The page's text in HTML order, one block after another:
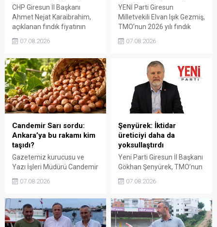
CHP Giresun İl Başkanı
Ahmet Nejat Karaibrahim,
açıklanan fındık fiyatının
karşısında yetersiz kaldığını
emeğinin korunmasını
istedi. Karaibrahim,
sürdürülebilir üretim için
fiyat politikasının yeniden
değerlendirilmesi gerektiğini
söyledi.
07.08.2026
YENİ Parti Giresun
Milletvekili Elvan Işık Gezmiş,
TMO’nun 2026 yılı fındık
Açıklanan rakamın üreticinin
karşılamadığını belirten
Gezmiş, “Üreticiyi yok
sayanı, günü geldiğinde
üretici de yok sayacaktır”
dedi.
07.08.2026
Candemir Sarı sordu:
Ankara’ya bu rakamı kim
taşıdı?
Gazetemiz kurucusu ve
Yazı İşleri Müdürü Candemir
tartışmalarını köşesine
300 liraya ulaştığı bir
dönemde Ankara’ya 240
liralık fiyat teklifi
07.08.2026
Şenyürek: İktidar
üreticiyi daha da
yoksullaştırdı
Yeni Parti Giresun İl Başkanı
Gökhan Şenyürek, TMO’nun
açıkladığı 255 liralık fiyatı
nitelendirdi. Artışın yıllık
enflasyonun altında kaldığını
belirten Şenyürek, kararın
07.08.2026